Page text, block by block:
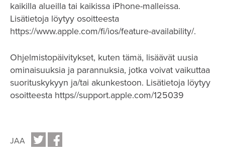
kaikilla alueilla tai kaikissa iPhone-malleissa.
Lisätietoja löytyy osoitteesta
https://www.apple.com/fi/ios/feature-availability/.
Ohjelmistopäivitykset, kuten tämä, lisäävät uusia
ominaisuuksia ja parannuksia, jotka voivat vaikuttaa
suorituskykyyn ja/tai akunkestoon. Lisätietoja löytyy
osoitteesta https//support.apple.com/125039
JAA